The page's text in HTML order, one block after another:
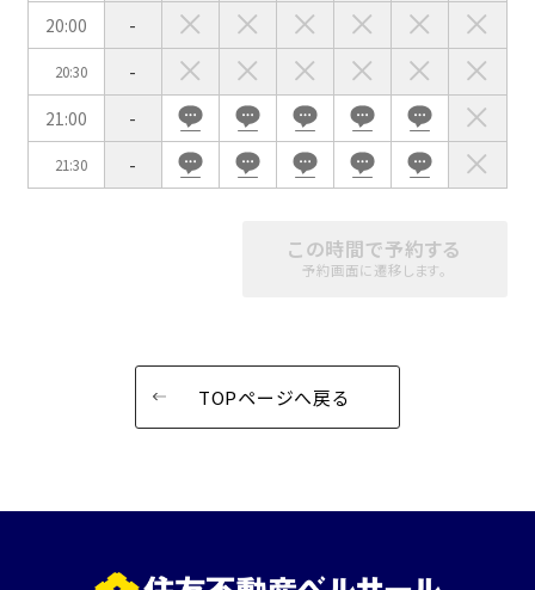
20:00
-
20:30
-
21:00
-
21:30 -
この時間で予約する
予約画面に遷移します。
TOPページへ戻る